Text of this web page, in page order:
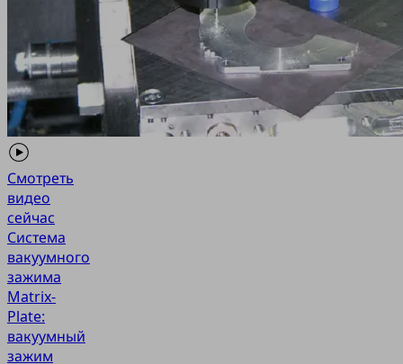
Смотреть
видео
сейчас
Система
вакуумного
зажима
Matrix-
Plate:
вакуумный
зажим